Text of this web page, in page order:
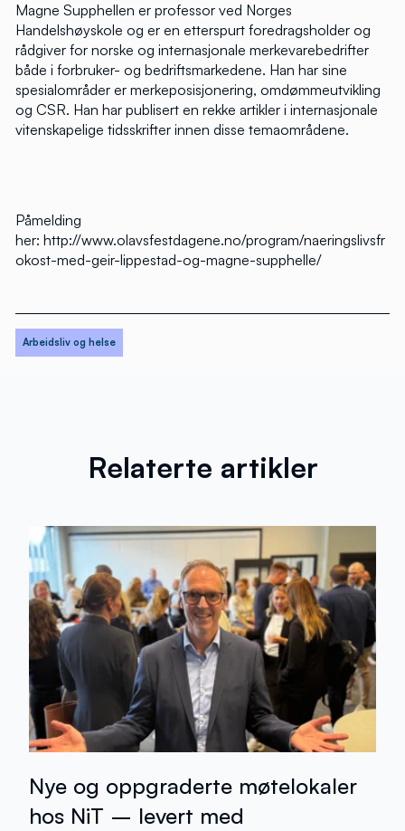
Magne Supphellen er professor ved Norges
Handelshøyskole og er en etterspurt foredragsholder og
rådgiver for norske og internasjonale merkevarebedrifter
både i forbruker- og bedriftsmarkedene. Han har sine
spesialområder er merkeposisjonering, omdømmeutvikling
og CSR. Han har publisert en rekke artikler i internasjonale
vitenskapelige tidsskrifter innen disse temaområdene.
Påmelding
her: http://www.olavsfestdagene.no/program/naeringslivsfr
okost-med-geir-lippestad-og-magne-supphelle/
Arbeidsliv og helse
Relaterte artikler
Nye og oppgraderte møtelokaler
hos NiT – levert med